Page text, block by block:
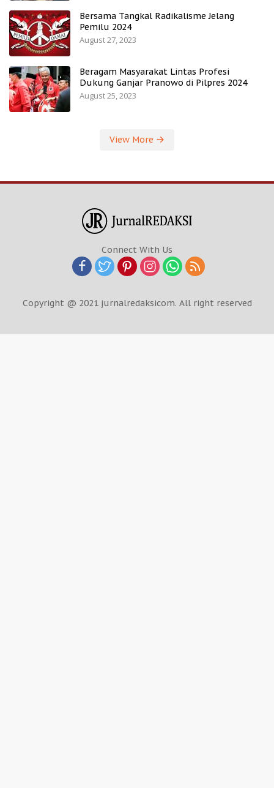
Bersama Tangkal Radikalisme Jelang
Pemilu 2024
August 27, 2023
Beragam Masyarakat Lintas Profesi
Dukung Ganjar Pranowo di Pilpres 2024
August 25, 2023
View More
Connect With Us
Copyright @ 2021 jurnalredaksicom. All right reserved